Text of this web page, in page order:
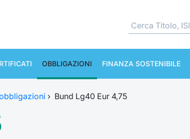
OBBLIGAZIONI FINANZA SOSTENIBILE
› Bund Lg40 Eur 4,75